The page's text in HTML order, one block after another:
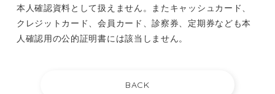
本人確認資料として扱えません。またキャッシュカード、
クレジットカード、会員カード、診察券、定期券なども本
人確認用の公的証明書には該当しません。